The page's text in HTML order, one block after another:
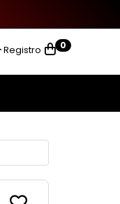
Registro 0